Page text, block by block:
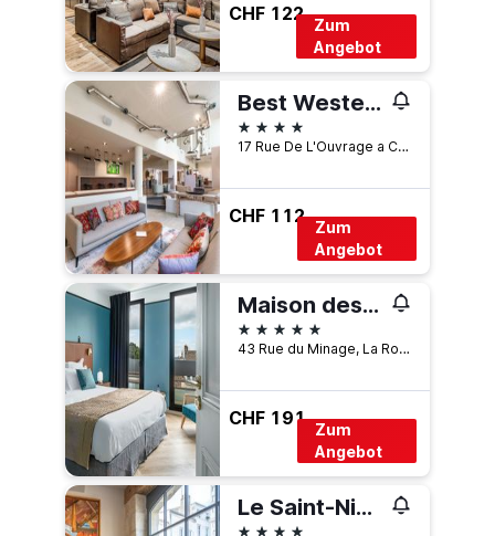
CHF 122
Zum
Angebot
Best Western Premier Le Masq Hotel
4 Sterne
17 Rue De L'Ouvrage a Cornes, La Rochelle, Charente-Maritime, Frankreich
CHF 112
Zum
Angebot
Maison des Ambassadeurs
5 Sterne
43 Rue du Minage, La Rochelle, Charente-Maritime, Frankreich
CHF 191
Zum
Angebot
Le Saint-Nicolas
4 Sterne